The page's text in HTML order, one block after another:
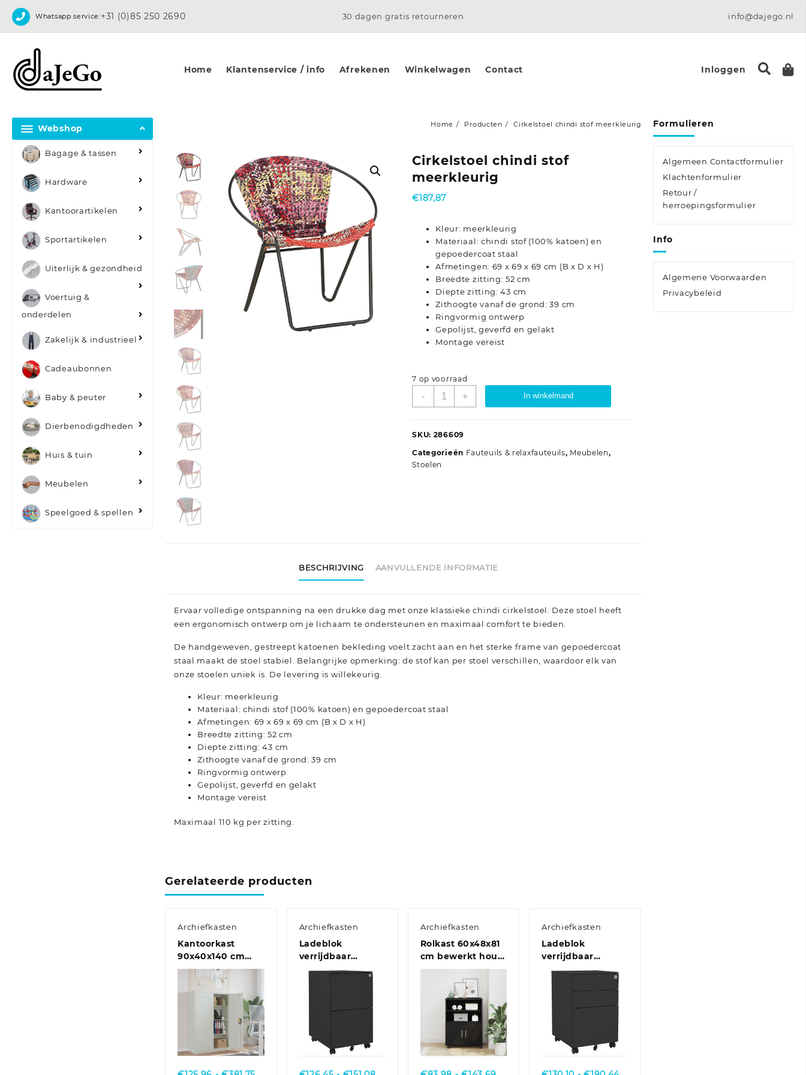
Whatsapp service:+31 (0)85 250 2690 30 dagen gratis retourneren info@dajego.nl
Home Klantenservice / info Afrekenen Winkelwagen Contact Inloggen
Webshop
Bagage & tassen
Hardware
Kantoorartikelen
Sportartikelen
Uiterlijk & gezondheid
Voertuig &
onderdelen
Zakelijk & industrieel
Cadeaubonnen
Baby & peuter
Dierbenodigdheden
Huis & tuin
Meubelen
Speelgoed & spellen
Home Producten Cirkelstoel chindi stof meerkleurig
Cirkelstoel chindi stof
meerkleurig
€187,87
Kleur: meerkleurig
Materiaal: chindi stof (100% katoen) en
gepoedercoat staal
Afmetingen: 69 x 69 x 69 cm (B x D x H)
Breedte zitting: 52 cm
Diepte zitting: 43 cm
Zithoogte vanaf de grond: 39 cm
Ringvormig ontwerp
Gepolijst, geverfd en gelakt
Montage vereist
7 op voorraad
-
Cirkelstoel
+ In winkelmand
SKU: 286609
Categorieën Fauteuils & relaxfauteuils, Meubelen,
Stoelen
BESCHRIJVING AANVULLENDE INFORMATIE
Ervaar volledige ontspanning na een drukke dag met onze klassieke chindi cirkelstoel. Deze stoel heeft
een ergonomisch ontwerp om je lichaam te ondersteunen en maximaal comfort te bieden.
De handgeweven, gestreept katoenen bekleding voelt zacht aan en het sterke frame van gepoedercoat
staal maakt de stoel stabiel. Belangrijke opmerking: de stof kan per stoel verschillen, waardoor elk van
onze stoelen uniek is. De levering is willekeurig.
Kleur: meerkleurig
Materiaal: chindi stof (100% katoen) en gepoedercoat staal
Afmetingen: 69 x 69 x 69 cm (B x D x H)
Breedte zitting: 52 cm
Diepte zitting: 43 cm
Zithoogte vanaf de grond: 39 cm
Ringvormig ontwerp
Gepolijst, geverfd en gelakt
Montage vereist
Maximaal 110 kg per zitting.
Gerelateerde producten
Archiefkasten
Kantoorkast
90x40x140 cm
staal grijs
Quick View
Archiefkasten
Ladeblok
verrijdbaar
39x45x67 cm staal
antracietkleurig
Archiefkasten
Rolkast 60x48x81
cm bewerkt hout
oud houtkleurig
Quick View
Archiefkasten
Ladeblok
verrijdbaar
39x45x60 cm staal
antracietkleurig
Formulieren
Algemeen Contactformulier
Klachtenformulier
Retour /
herroepingsformulier
Info
Algemene Voorwaarden
Privacybeleid